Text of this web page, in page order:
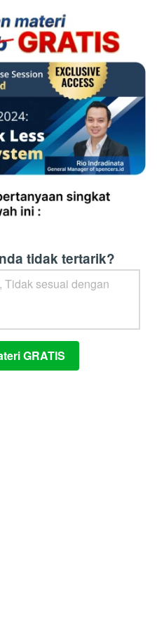
tidak tertarik?
GRATIS